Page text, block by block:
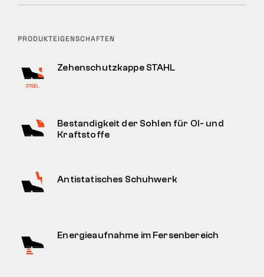
PRODUKTEIGENSCHAFTEN
Zehenschutzkappe STAHL
Bestandigkeit der Sohlen für Ol- und
Kraftstoffe
Antistatisches Schuhwerk
Energieaufnahme im Fersenbereich